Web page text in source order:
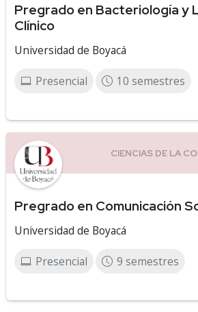
Pregrado en Bacteriología y
Clínico
Universidad de Boyacá
Presencial 10 semestres
Pregrado en Comunicación
Universidad de Boyacá
Presencial 9 semestres